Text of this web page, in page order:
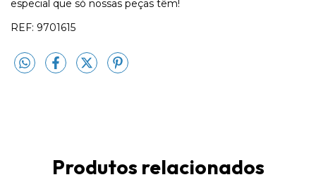
especial que só nossas peças têm!
REF: 9701615
Produtos relacionados